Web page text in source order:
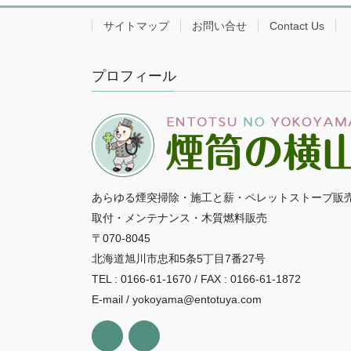
サイトマップ お問い合せ Contact Us
プロフィール
あらゆる煙突掃除・施工と薪・ペレットストーブ販
取付・メンテナンス・木質燃料販売
〒070-8045
北海道旭川市忠和5条5丁目7番27号
TEL : 0166-61-1670 / FAX : 0166-61-1872
E-mail / yokoyama@entotuya.com